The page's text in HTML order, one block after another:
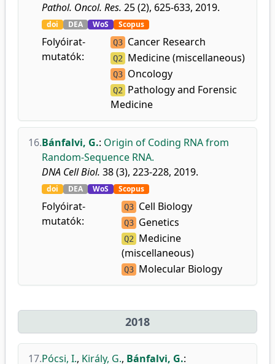
Pathol. Oncol. Res. 25 (2), 625-633, 2019.
doi DEA WoS Scopus
Folyóirat-
mutatók:
Q3 Cancer Research
Q2 Medicine (miscellaneous)
Q3 Oncology
Q2 Pathology and Forensic
Medicine
16.Bánfalvi, G.: Origin of Coding RNA from
Random-Sequence RNA.
DNA Cell Biol. 38 (3), 223-228, 2019.
doi DEA WoS Scopus
Folyóirat-
mutatók:
Q3 Cell Biology
Q3 Genetics
Q2
Medicine
(miscellaneous)
Q3 Molecular Biology
2018
17.Pócsi, I., Király, G., Bánfalvi, G.: